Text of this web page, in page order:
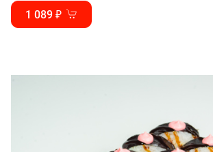
1 089 ₽